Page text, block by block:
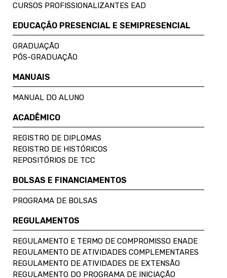
CURSOS PROFISSIONALIZANTES EAD
EDUCAÇÃO PRESENCIAL E SEMIPRESENCIAL
GRADUAÇÃO
PÓS-GRADUAÇÃO
MANUAIS
MANUAL DO ALUNO
ACADÊMICO
REGISTRO DE DIPLOMAS
REGISTRO DE HISTÓRICOS
REPOSITÓRIOS DE TCC
BOLSAS E FINANCIAMENTOS
PROGRAMA DE BOLSAS
REGULAMENTOS
REGULAMENTO E TERMO DE COMPROMISSO ENADE
REGULAMENTO DE ATIVIDADES COMPLEMENTARES
REGULAMENTO DE ATIVIDADES DE EXTENSÃO
REGULAMENTO DO PROGRAMA DE INICIAÇÃO